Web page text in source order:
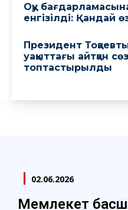
Оқу
енгізілді: Қандай
Президент
уақыттағы айтқан
топтастырылды